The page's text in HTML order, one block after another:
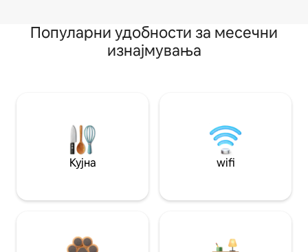
Популарни удобности за месечни
изнајмувања
Кујна wifi